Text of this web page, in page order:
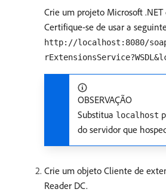
Crie um projeto Microsoft .NET
Certifique-se de usar a
http://localhost:8080/
OBSERVAÇÃO
Substitua localhost
do servidor que
Crie um objeto Cliente de
Reader DC.